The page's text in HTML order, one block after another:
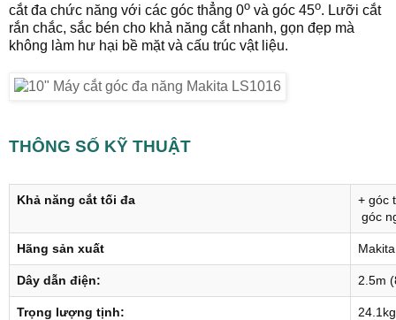
cắt đa chức năng với các góc thẳng 0o và góc 45o. Lưỡi cắt
rắn chắc, sắc bén cho khả năng cắt nhanh, gọn đẹp mà
không làm hư hại bề mặt và cấu trúc vật liệu.
THÔNG SỐ KỸ THUẬT
Khả năng cắt tối đa
+ góc
góc
Hãng sản xuất Makita
Dây dẫn điện: 2.5m
Trọng lượng tịnh: